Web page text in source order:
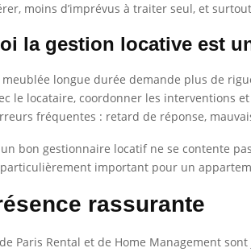
moins d’imprévus à traiter seul, et
la gestion locative est
longue durée demande plus de
le locataire, coordonner les interventions
fréquentes : retard de réponse,
bon gestionnaire locatif ne se contente
particulièrement important pour un
rassurante
Paris Rental et de Home Management